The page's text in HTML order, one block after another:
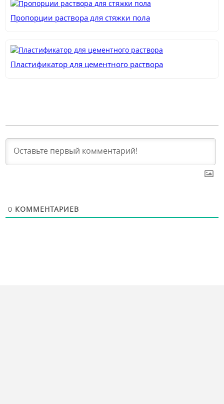
Пропорции раствора для стяжки пола
Пластификатор для цементного раствора
0 КОММЕНТАРИЕВ